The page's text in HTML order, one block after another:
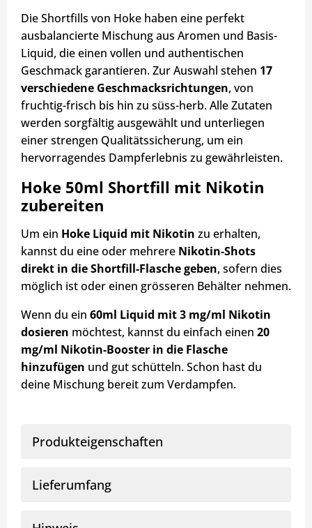
Die Shortfills von Hoke haben eine perfekt
ausbalancierte Mischung aus Aromen und Basis-
Liquid, die einen vollen und authentischen
Geschmack garantieren. Zur Auswahl stehen 17
verschiedene Geschmacksrichtungen, von
fruchtig-frisch bis hin zu süss-herb. Alle Zutaten
werden sorgfältig ausgewählt und unterliegen
einer strengen Qualitätssicherung, um ein
hervorragendes Dampferlebnis zu gewährleisten.
Hoke 50ml Shortfill mit Nikotin
zubereiten
Um ein Hoke Liquid mit Nikotin zu erhalten,
kannst du eine oder mehrere Nikotin-Shots
direkt in die Shortfill-Flasche geben, sofern dies
möglich ist oder einen grösseren Behälter nehmen.
Wenn du ein 60ml Liquid mit 3 mg/ml Nikotin
dosieren möchtest, kannst du einfach einen 20
mg/ml Nikotin-Booster in die Flasche
hinzufügen und gut schütteln. Schon hast du
deine Mischung bereit zum Verdampfen.
Produkteigenschaften
Lieferumfang